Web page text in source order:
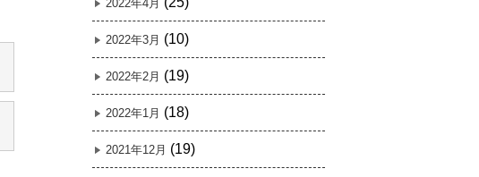
2022年4月
2022年3月 (10)
2022年2月 (19)
2022年1月 (18)
2021年12月 (19)